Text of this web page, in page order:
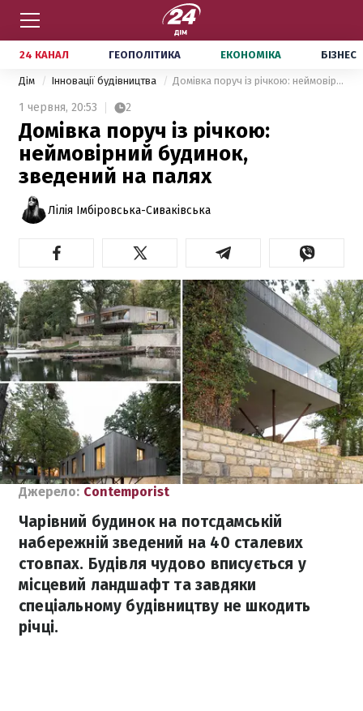
24 КАНАЛ ГЕОПОЛІТИКА ЕКОНОМІКА БІЗНЕС
Дім Інновації будівництва Домівка поруч із річкою: неймовірний будинок, зведений на палях
1 червня, 20:53 2
Домівка поруч із річкою:
неймовірний будинок,
зведений на палях
Лілія Імбіровська-Сиваківська
Джерело: Сontemporist
Чарівний будинок на потсдамській
набережній зведений на 40 сталевих
стовпах. Будівля чудово вписується у
місцевий ландшафт та завдяки
спеціальному будівництву не шкодить
річці.